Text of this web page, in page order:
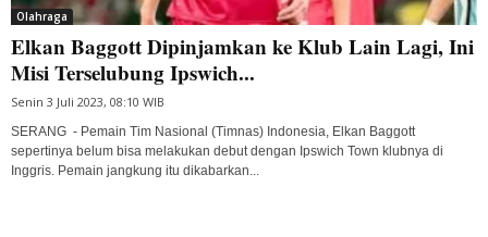
Olahraga
Elkan Baggott Dipinjamkan ke Klub Lain Lagi, Ini
Misi Terselubung Ipswich...
Senin 3 Juli 2023, 08:10 WIB
SERANG - Pemain Tim Nasional (Timnas) Indonesia, Elkan Baggott
sepertinya belum bisa melakukan debut dengan Ipswich Town klubnya di
Inggris. Pemain jangkung itu dikabarkan...